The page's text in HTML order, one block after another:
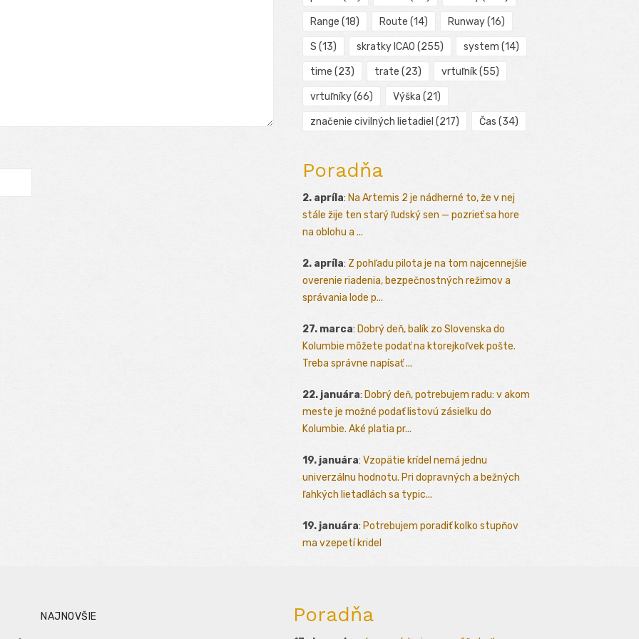
Range (18) Route (14) Runway(16)
S (13) skratky ICAO (255) system (14)
time (23) trate (23) vrtuľník(55)
vrtuľníky(66) Výška (21)
značenie civilných lietadiel (217) Čas (34)
Poradňa
2. apríla: Na Artemis 2 je nádherné to, že v nej
stále žije ten starý ľudský sen — pozrieť sa hore
na oblohu a ...
2. apríla: Z pohľadu pilota je na tom najcennejšie
overenie riadenia, bezpečnostných režimov a
správania lode p...
27. marca: Dobrý deň, balík zo Slovenska do
Kolumbie môžete podať na ktorejkoľvek pošte.
Treba správne napísať ...
22. januára: Dobrý deň, potrebujem radu: v akom
meste je možné podať listovú zásielku do
Kolumbie. Aké platia pr...
19. januára: Vzopätie krídel nemá jednu
univerzálnu hodnotu. Pri dopravných a bežných
ľahkých lietadlách sa typic...
19. januára: Potrebujem poradiť kolko stupňov
ma vzepetí kridel
NAJNOVŠIE Poradňa